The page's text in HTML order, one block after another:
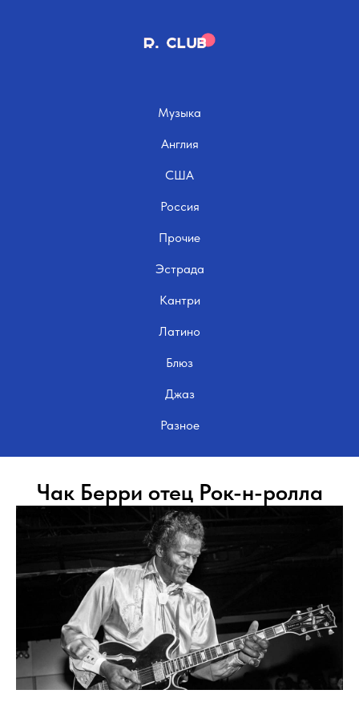
Музыка
Англия
США
Россия
Прочие
Эстрада
Кантри
Латино
Блюз
Джаз
Разное
Чак Берри отец Рок-н-ролла